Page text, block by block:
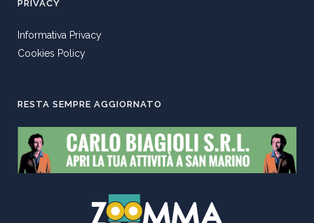
PRIVACY
Informativa Privacy
Cookies Policy
RESTA SEMPRE AGGIORNATO